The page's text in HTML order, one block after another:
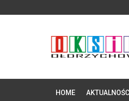
HOME AKTUALNOŚCI